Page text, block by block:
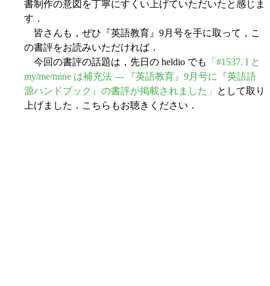
書制作の意図を丁寧にすくい上げていただいたと感じま
す．
皆さんも，ぜひ『英語教育』9月号を手に取って，こ
の書評をお読みいただければ．
今回の書評の話題は，先日の heldio でも
「#1537. I と
my/me/mine は補充法 --- 『英語教育』9月号に『英語語
源ハンドブック』の書評が掲載されました」
として取り
上げました．こちらもお聴きください．